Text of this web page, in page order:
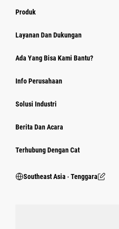
Produk
Layanan Dan Dukungan
Ada Yang Bisa Kami Bantu?
Info Perusahaan
Solusi Industri
Berita Dan Acara
Terhubung Dengan Cat
Southeast Asia ‧ Tenggara